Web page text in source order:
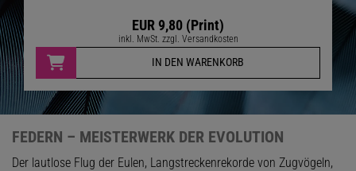
EUR 9,80 (Print)
inkl. MwSt. zzgl. Versandkosten
IN DEN WARENKORB
FEDERN – MEISTERWERK DER EVOLUTION
Der lautlose Flug der Eulen, Langstreckenrekorde von Zugvögeln,